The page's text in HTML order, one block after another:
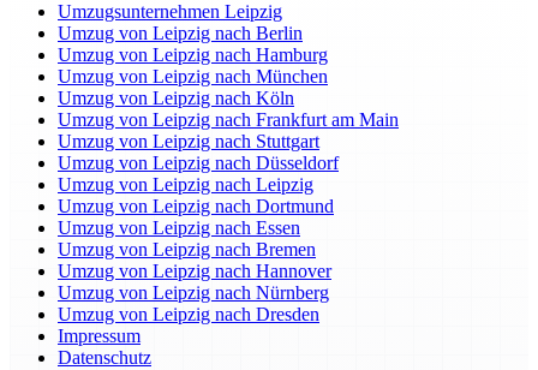
Umzugsunternehmen Leipzig
Umzug von Leipzig nach Berlin
Umzug von Leipzig nach Hamburg
Umzug von Leipzig nach München
Umzug von Leipzig nach Köln
Umzug von Leipzig nach Frankfurt am Main
Umzug von Leipzig nach Stuttgart
Umzug von Leipzig nach Düsseldorf
Umzug von Leipzig nach Leipzig
Umzug von Leipzig nach Dortmund
Umzug von Leipzig nach Essen
Umzug von Leipzig nach Bremen
Umzug von Leipzig nach Hannover
Umzug von Leipzig nach Nürnberg
Umzug von Leipzig nach Dresden
Impressum
Datenschutz